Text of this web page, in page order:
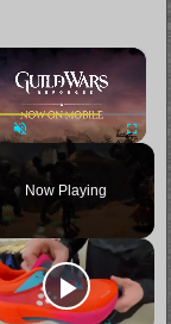
×
Fullscreen
Now Playing